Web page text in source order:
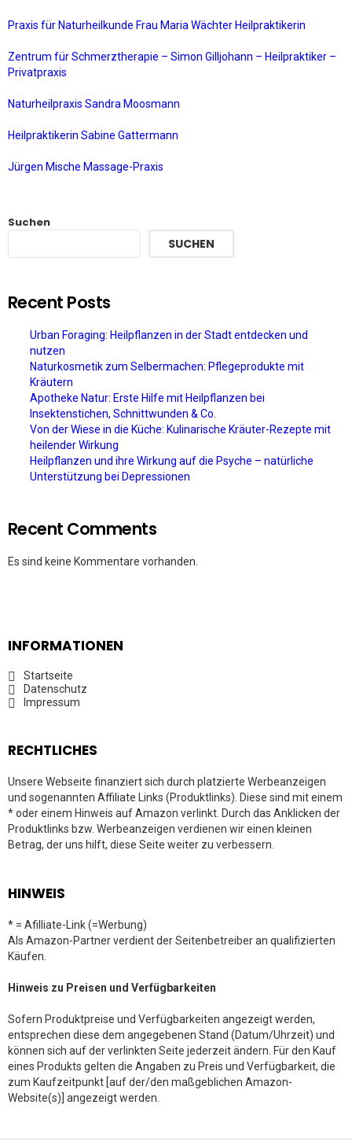
Praxis für Naturheilkunde Frau Maria Wächter Heilpraktikerin
Zentrum für Schmerztherapie – Simon Gilljohann – Heilpraktiker –
Privatpraxis
Naturheilpraxis Sandra Moosmann
Heilpraktikerin Sabine Gattermann
Jürgen Mische Massage-Praxis
Suchen
SUCHEN
Recent Posts
Urban Foraging: Heilpflanzen in der Stadt entdecken und
nutzen
Naturkosmetik zum Selbermachen: Pflegeprodukte mit
Kräutern
Apotheke Natur: Erste Hilfe mit Heilpflanzen bei
Insektenstichen, Schnittwunden & Co.
Von der Wiese in die Küche: Kulinarische Kräuter-Rezepte mit
heilender Wirkung
Heilpflanzen und ihre Wirkung auf die Psyche – natürliche
Unterstützung bei Depressionen
Recent Comments
Es sind keine Kommentare vorhanden.
INFORMATIONEN
Startseite
Datenschutz
Impressum
RECHTLICHES
Unsere Webseite finanziert sich durch platzierte Werbeanzeigen
und sogenannten Affiliate Links (Produktlinks). Diese sind mit einem
* oder einem Hinweis auf Amazon verlinkt. Durch das Anklicken der
Produktlinks bzw. Werbeanzeigen verdienen wir einen kleinen
Betrag, der uns hilft, diese Seite weiter zu verbessern.
HINWEIS
* = Afilliate-Link (=Werbung)
Als Amazon-Partner verdient der Seitenbetreiber an qualifizierten
Käufen.
Hinweis zu Preisen und Verfügbarkeiten
Sofern Produktpreise und Verfügbarkeiten angezeigt werden,
entsprechen diese dem angegebenen Stand (Datum/Uhrzeit) und
können sich auf der verlinkten Seite jederzeit ändern. Für den Kauf
eines Produkts gelten die Angaben zu Preis und Verfügbarkeit, die
zum Kaufzeitpunkt [auf der/den maßgeblichen Amazon-
Website(s)] angezeigt werden.